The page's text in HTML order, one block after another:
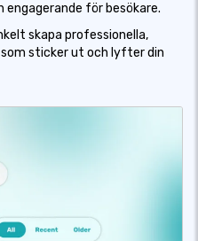
för besökare.
skapa professionella,
sticker ut och lyfter din